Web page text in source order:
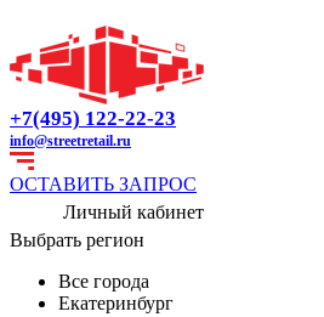
+7(495) 122-22-23
info@streetretail.ru
ОСТАВИТЬ ЗАПРОС
Личный кабинет
Выбрать регион
Все города
Екатеринбург